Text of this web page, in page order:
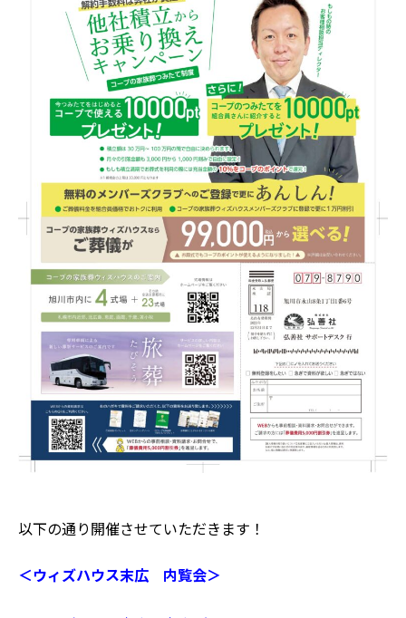
以下の通り開催させていただきます！
＜ウィズハウス末広 内覧会＞